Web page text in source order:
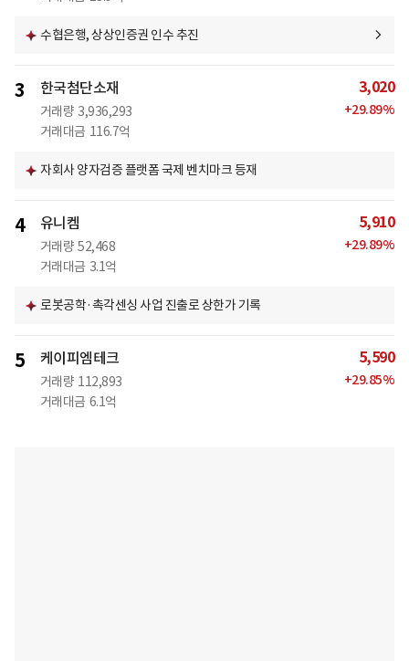
수협은행, 상상인증권 인수 추진
3 한국첨단소재
거래량 3,936,293
거래대금 116.7억
3,020
+29.89%
자회사 양자검증 플랫폼 국제 벤치마크 등재
4 유니켐
거래량 52,468
거래대금 3.1억
5,910
+29.89%
로봇공학·촉각센싱 사업 진출로 상한가 기록
5 케이피엠테크
거래량 112,893
거래대금 6.1억
5,590
+29.85%